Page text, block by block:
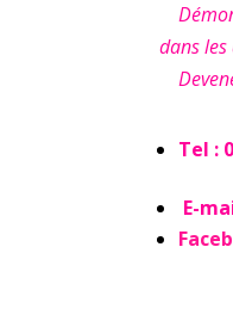
dans
Tel :
E-